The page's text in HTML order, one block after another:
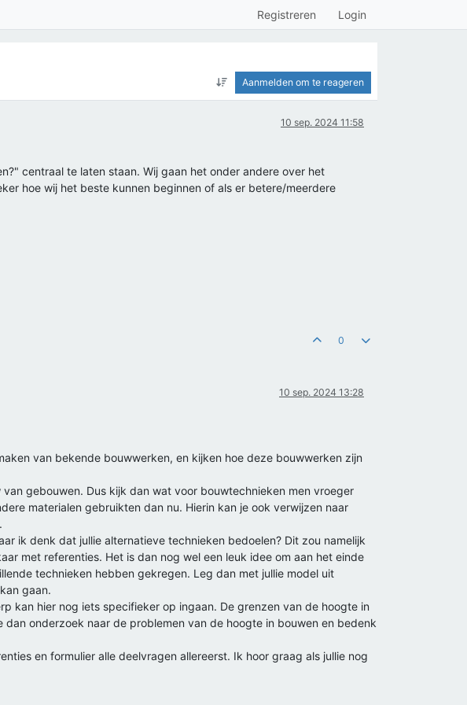
Registreren Login
Aanmelden om te reageren
10 sep. 2024 11:58
centraal te laten staan. Wij gaan het onder andere over het
hoe wij het beste kunnen beginnen of als er betere/meerdere
0
10 sep. 2024 13:28
van bekende bouwwerken, en kijken hoe deze bouwwerken zijn
gebouwen. Dus kijk dan wat voor bouwtechnieken men vroeger
materialen gebruikten dan nu. Hierin kan je ook verwijzen naar
ik denk dat jullie alternatieve technieken bedoelen? Dit zou namelijk
met referenties. Het is dan nog wel een leuk idee om aan het einde
technieken hebben gekregen. Leg dan met jullie model uit
gaan.
kan hier nog iets specifieker op ingaan. De grenzen van de hoogte in
onderzoek naar de problemen van de hoogte in bouwen en bedenk
en formulier alle deelvragen allereerst. Ik hoor graag als jullie nog